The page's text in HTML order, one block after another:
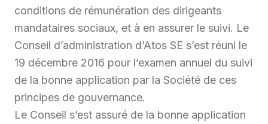
conditions de rémunération des dirigeants
mandataires sociaux, et à en assurer le suivi. Le
Conseil d’administration d’Atos SE s’est réuni le
19 décembre 2016 pour l’examen annuel du suivi
de la bonne application par la Société de ces
principes de gouvernance.
Le Conseil s’est assuré de la bonne application